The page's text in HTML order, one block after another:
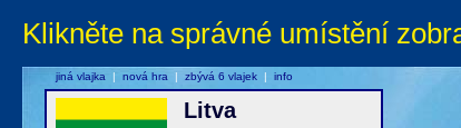
Klikněte na správné umístění
Litva
jiná vlajka | nová hra | zbývá 6 vlajek | info